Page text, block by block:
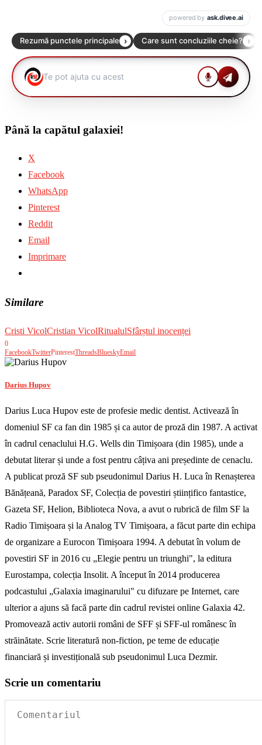
Până la capătul galaxiei!
X
Facebook
WhatsApp
Pinterest
Reddit
Email
Imprimare
Similare
Cristi VicolCristian VicolRitualulSfârștul inocenței
0
FacebookTwitterPinterestThreadsBlueskyEmail
Darius Hupov
Darius Luca Hupov este de profesie medic dentist. Activează în
domeniul SF ca fan din 1985 și ca autor de proză din 1987. A activat
în cadrul cenaclului H.G. Wells din Timișoara (din 1985), unde a
debutat literar și unde a fost pentru câțiva ani președinte de cenaclu.
A publicat proză SF sub pseudonimul Darius H. Luca în Renașterea
Bănățeană, Paradox SF, Colecția de povestiri științifico fantastice,
Gazeta SF, Helion, Biblioteca Nova, a avut o rubrică de film SF la
Radio Timișoara și la Analog TV Timișoara, a făcut parte din echipa
de organizare a Eurocon Timișoara 1994. A debutat în volum de
povestiri SF in 2016 cu „Elegie pentru un triunghi", la editura
Eurostampa, colecția Insolit. A început în 2014 producerea
podcastului „Galaxia imaginarului" cu difuzare pe Internet, care
ulterior a ajuns să facă parte din cadrul revistei online Galaxia 42.
Promovează activ autorii români de SFF și SFF-ul românesc în
străinătate. Scrie literatură non-fiction, pe teme de educație
financiară și investițională sub pseudonimul Luca Dezmir.
Scrie un comentariu